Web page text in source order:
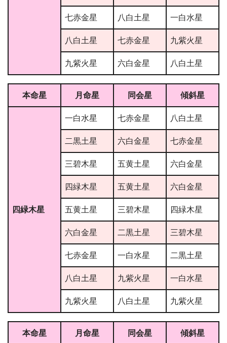
七赤金星 八白土星 一白水星
八白土星 七赤金星 九紫火星
九紫火星 六白金星 八白土星
本命星 月命星 同会星 傾斜星
四緑木星
一白水星 七赤金星 八白土星
二黒土星 六白金星 七赤金星
三碧木星 五黄土星 六白金星
四緑木星 五黄土星 六白金星
五黄土星 三碧木星 四緑木星
六白金星 二黒土星 三碧木星
七赤金星 一白水星 二黒土星
八白土星 九紫火星 一白水星
九紫火星 八白土星 九紫火星
本命星 月命星 同会星 傾斜星